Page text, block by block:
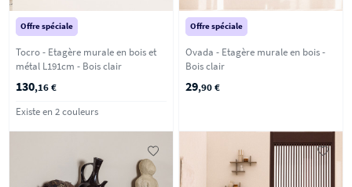
Offre spéciale
Tocro - Etagère murale en bois et
métal L191cm - Bois clair
130,16 €
Existe en 2 couleurs
Offre spéciale
Ovada - Etagère murale en bois -
Bois clair
29,90 €